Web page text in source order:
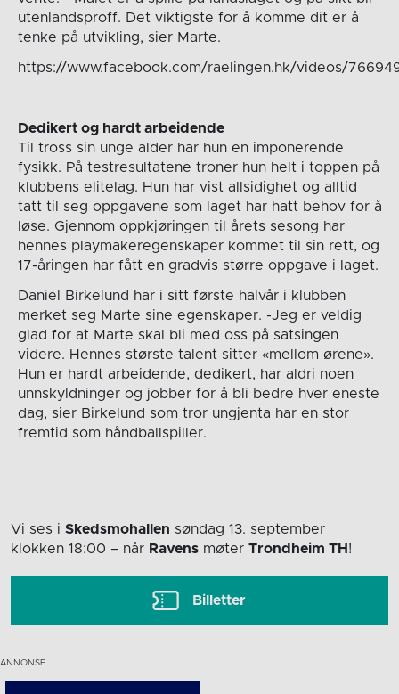
utenlandsproff. Det viktigste for å komme dit er å
tenke på utvikling, sier Marte.
https://www.facebook.com/raelingen.hk/videos/
Dedikert og hardt arbeidende
Til tross sin unge alder har hun en imponerende
fysikk. På testresultatene troner hun helt i toppen på
klubbens elitelag. Hun har vist allsidighet og alltid
tatt til seg oppgavene som laget har hatt behov for å
løse. Gjennom oppkjøringen til årets sesong har
hennes playmakeregenskaper kommet til sin rett, og
17-åringen har fått en gradvis større oppgave i laget.
Daniel Birkelund har i sitt første halvår i klubben
merket seg Marte sine egenskaper. -Jeg er veldig
glad for at Marte skal bli med oss på satsingen
videre. Hennes største talent sitter «mellom ørene».
Hun er hardt arbeidende, dedikert, har aldri noen
unnskyldninger og jobber for å bli bedre hver eneste
dag, sier Birkelund som tror ungjenta har en stor
fremtid som håndballspiller.
Vi ses i Skedsmohallen søndag 13. september
klokken 18:00 – når Ravens møter Trondheim TH !
Billetter